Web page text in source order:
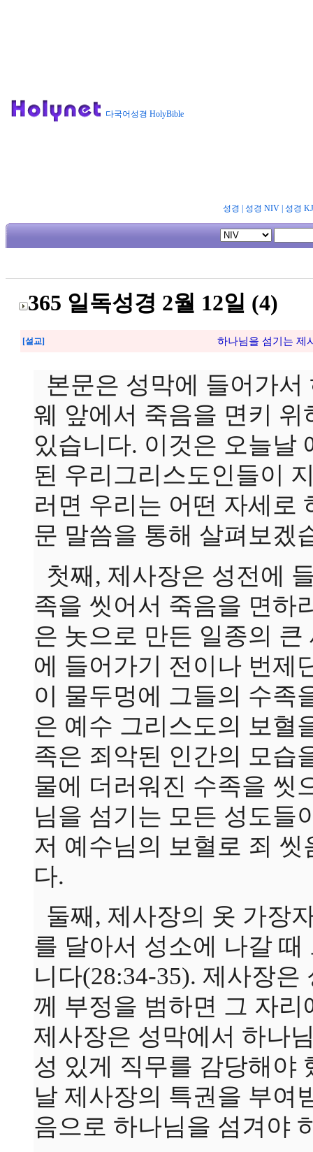
다국어성경 HolyBible
성경 성경 NIV| 성경
365 일독성경 2월 12일 (4)
[설교] 하나님을 섬기는 제
본문은 성막에 들어가
웨 앞에서 죽음을 면키
있습니다. 이것은 오늘날
된 우리그리스도인들이
러면 우리는 어떤 자세로
문 말씀을 통해 살펴보겠
첫째, 제사장은 성전에
족을 씻어서 죽음을 면하
은 놋으로 만든 일종의
에 들어가기 전이나 번제
이 물두멍에 그들의 수족
은 예수 그리스도의 보혈
족은 죄악된 인간의 모습
물에 더러워진 수족을 씻
님을 섬기는 모든 성도들
저 예수님의 보혈로 죄
다.
둘째, 제사장의 옷 가장
를 달아서 성소에 나갈
니다(28:34-35). 제사장
께 부정을 범하면 그 자
제사장은 성막에서 하나
성 있게 직무를 감당해야
날 제사장의 특권을 부여
음으로 하나님을 섬겨야